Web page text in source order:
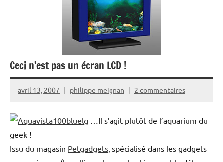
Ceci n’est pas un écran LCD !
avril 13, 2007 philippe meignan 2 commentaires
…Il s’agit plutôt de l’aquarium du
geek !
Issu du magasin Petgadgets , spécialisé dans les gadgets